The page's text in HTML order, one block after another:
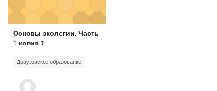
Изображение курса
Название курса
Основы экологии. Часть
1 копия 1
Довузовское образование